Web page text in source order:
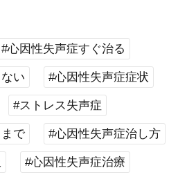
#心因性失声症すぐ治る
い #心因性失声症症状
#ストレス失声症
で #心因性失声症治し方
#心因性失声症治療